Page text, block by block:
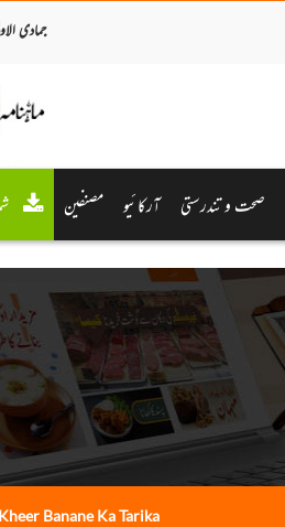
جمادی الاولی 1441 ھ |
صحت و تندرستی آرکائیو مصنفین
Kheer Banane Ka Tarika